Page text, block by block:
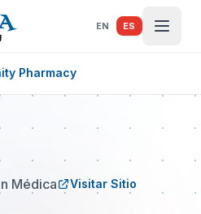
EN ES
Pharmacy
Médica Visitar Sitio